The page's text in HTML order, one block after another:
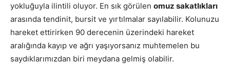
yokluğuyla ilintili oluyor. En sık görülen omuz sakatlıkları
arasında tendinit, bursit ve yırtılmalar sayılabilir. Kolunuzu
hareket ettirirken 90 derecenin üzerindeki hareket
aralığında kayıp ve ağrı yaşıyorsanız muhtemelen bu
saydıklarımızdan biri meydana gelmiş olabilir.